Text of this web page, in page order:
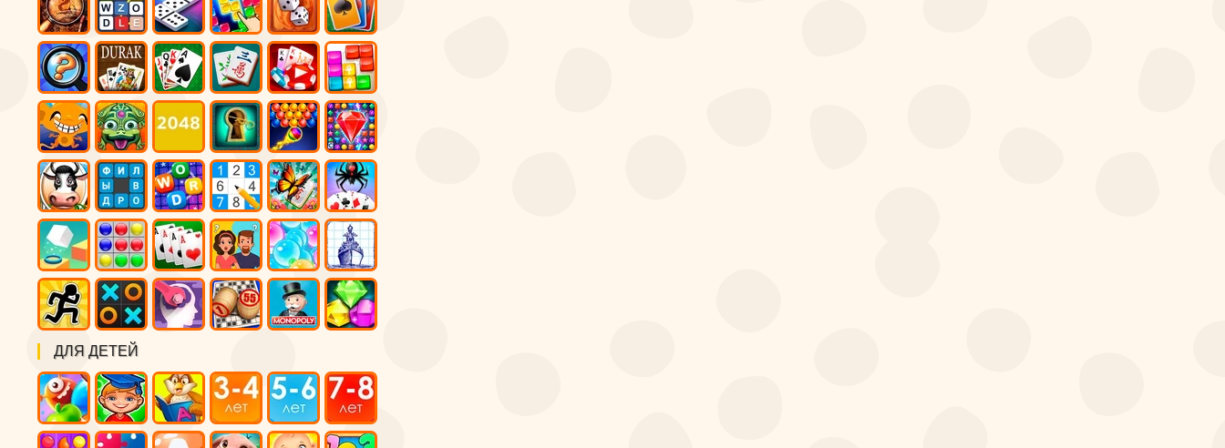
ДЛЯ ДЕТЕЙ